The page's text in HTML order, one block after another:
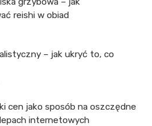
reishi w obiad
– jak ukryć to, co
cen jako sposób na oszczędne
internetowych